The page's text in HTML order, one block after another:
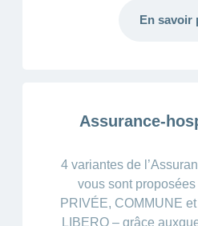
En savoir
Assurance-
4 variantes de
vous sont
PRIVÉE, COMMUNE
LIBERO – grâce